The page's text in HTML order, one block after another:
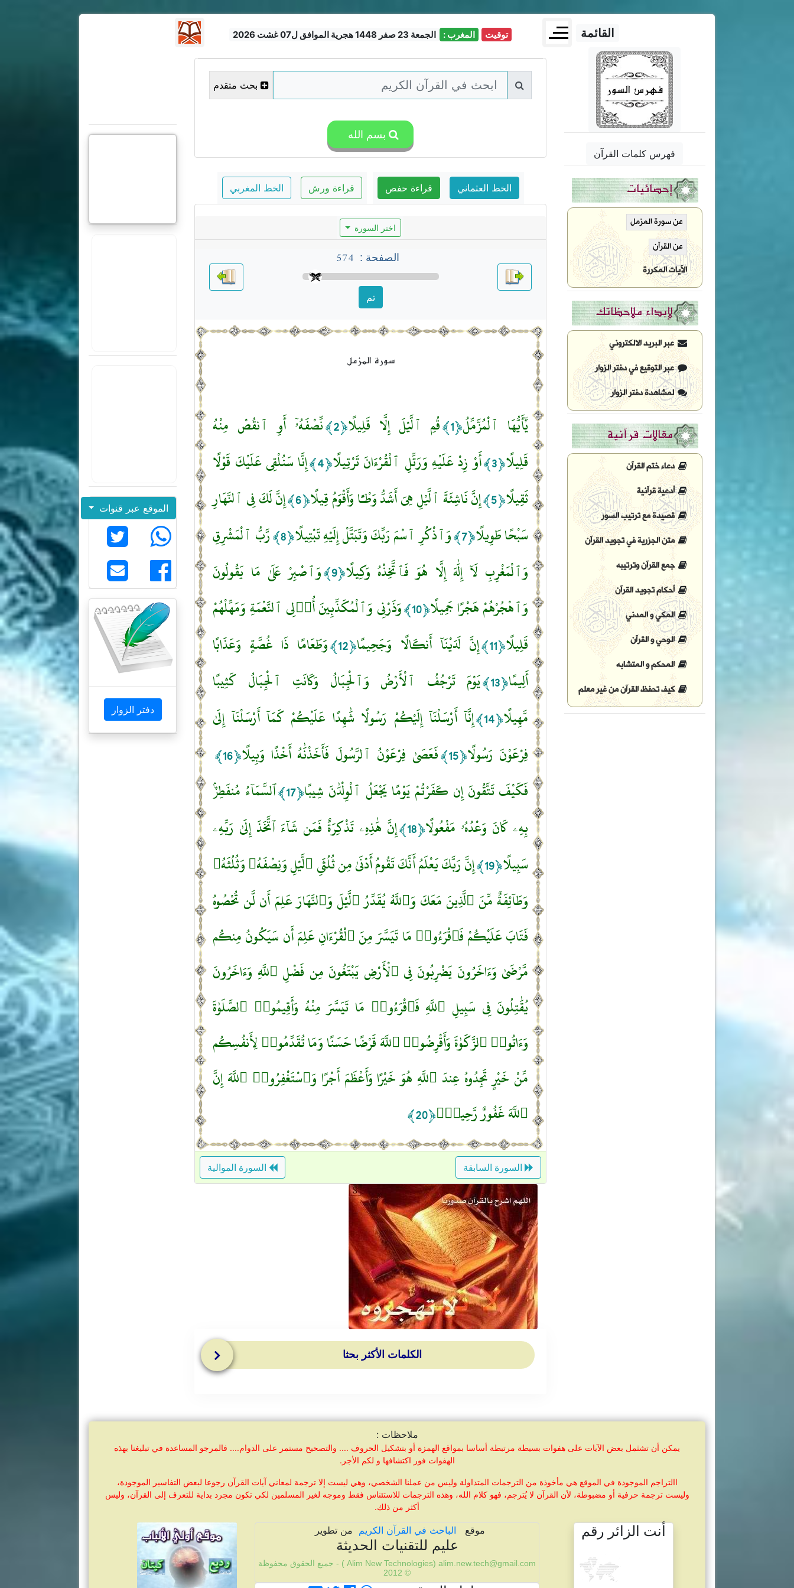
القائمة
فهرس السور
فهرس كلمات القرآن
إحصائيات
عن سورة المزمل
عن القرآن
الآيات المكررة
لإبداء ملاحظاتك
عبر البريد الالكتروني
عبر التوقيع في دفتر الزوار
لمشاهدة دفتر الزوار
مقالات قرآنية
دعاء ختم القرآن
أدعية قرآنية
قصيدة مع ترتيب السور
متن الجزرية في تجويد القرآن
جمع القرآن وترتيبه
أحكام تجويد القرآن
المكي و المدني
الوحي و القرآن
المحكم و المتشابه
كيف تحفظ القرآن من غير معلم
توقيت المغرب : الجمعة 23 صفر 1448 هجرية الموافق ل07 غشت 2026
بحث متقدم
بسم الله
الخط العثماني قراءة حفص قراءة ورش الخط المغربي
اختر السورة
الصفحة : 574
تم
سورة المزمل
يَٰٓأَيُّهَا ٱلْمُزَّمِّلُ﴿1﴾ قُمِ ٱلَّيْلَ إِلَّا قَلِيلًا﴿2﴾
نِّصْفَهُۥٓ أَوِ ٱنقُصْ مِنْهُ
قَلِيلًا﴿3﴾ أَوْ زِدْ عَلَيْهِ وَرَتِّلِ ٱلْقُرْءَانَ تَرْتِيلًا﴿4﴾
إِنَّا سَنُلْقِى عَلَيْكَ قَوْلًا
ثَقِيلًا﴿5﴾ إِنَّ نَاشِئَةَ ٱلَّيْلِ هِىَ أَشَدُّ وَطْـًٔا وَأَقْوَمُ قِيلًا﴿6﴾
إِنَّ لَكَ فِى ٱلنَّهَارِ
سَبْحًا طَوِيلًا﴿7﴾ وَٱذْكُرِ ٱسْمَ رَبِّكَ وَتَبَتَّلْ إِلَيْهِ تَبْتِيلًا﴿8﴾
رَّبُّ ٱلْمَشْرِقِ
وَٱلْمَغْرِبِ لَآ إِلَٰهَ إِلَّا هُوَ فَٱتَّخِذْهُ وَكِيلًا﴿9﴾
وَٱصْبِرْ عَلَىٰ مَا يَقُولُونَ
وَٱهْجُرْهُمْ هَجْرًا جَمِيلًا﴿10﴾
وَذَرْنِى وَٱلْمُكَذِّبِينَ أُو۟لِى ٱلنَّعْمَةِ وَمَهِّلْهُمْ
قَلِيلًا﴿11﴾ إِنَّ لَدَيْنَآ أَنكَالًا وَجَحِيمًا﴿12﴾
وَطَعَامًا ذَا غُصَّةٍ وَعَذَابًا
أَلِيمًا﴿13﴾
يَوْمَ تَرْجُفُ ٱلْأَرْضُ وَٱلْجِبَالُ وَكَانَتِ ٱلْجِبَالُ كَثِيبًا
مَّهِيلًا﴿14﴾
إِنَّآ أَرْسَلْنَآ إِلَيْكُمْ رَسُولًا شَٰهِدًا عَلَيْكُمْ كَمَآ أَرْسَلْنَآ إِلَىٰ
فِرْعَوْنَ رَسُولًا﴿15﴾ فَعَصَىٰ فِرْعَوْنُ ٱلرَّسُولَ فَأَخَذْنَٰهُ أَخْذًا وَبِيلًا﴿16﴾
فَكَيْفَ تَتَّقُونَ إِن كَفَرْتُمْ يَوْمًا يَجْعَلُ ٱلْوِلْدَٰنَ شِيبًا﴿17﴾
ٱلسَّمَآءُ مُنفَطِرٌۢ
بِهِۦ كَانَ وَعْدُهُۥ مَفْعُولًا﴿18﴾
إِنَّ هَٰذِهِۦ تَذْكِرَةٌ فَمَن شَآءَ ٱتَّخَذَ إِلَىٰ رَبِّهِۦ
سَبِيلًا﴿19﴾
إِنَّ رَبَّكَ يَعْلَمُ أَنَّكَ تَقُومُ أَدْنَىٰ مِن ثُلُثَىِ ٱلَّيْلِ وَنِصْفَهُۥ وَثُلُثَهُۥ
وَطَآئِفَةٌ مِّنَ ٱلَّذِينَ مَعَكَ وَٱللَّهُ يُقَدِّرُ ٱلَّيْلَ وَٱلنَّهَارَ عَلِمَ أَن لَّن تُحْصُوهُ
فَتَابَ عَلَيْكُمْ فَٱقْرَءُوا۟ مَا تَيَسَّرَ مِنَ ٱلْقُرْءَانِ عَلِمَ أَن سَيَكُونُ مِنكُم
مَّرْضَىٰ وَءَاخَرُونَ يَضْرِبُونَ فِى ٱلْأَرْضِ يَبْتَغُونَ مِن فَضْلِ ٱللَّهِ وَءَاخَرُونَ
يُقَٰتِلُونَ فِى سَبِيلِ ٱللَّهِ فَٱقْرَءُوا۟ مَا تَيَسَّرَ مِنْهُ وَأَقِيمُوا۟ ٱلصَّلَوٰةَ
وَءَاتُوا۟ ٱلزَّكَوٰةَ وَأَقْرِضُوا۟ ٱللَّهَ قَرْضًا حَسَنًا وَمَا تُقَدِّمُوا۟ لِأَنفُسِكُم
مِّنْ خَيْرٍ تَجِدُوهُ عِندَ ٱللَّهِ هُوَ خَيْرًا وَأَعْظَمَ أَجْرًا وَٱسْتَغْفِرُوا۟ ٱللَّهَ إِنَّ
ٱللَّهَ غَفُورٌ رَّحِيمٌۢ﴿20﴾
السورة السابقة السورة الموالية
الكلمات الأكثر بحثا
الموقع عبر قنوات
دفتر الزوار
ملاحظات :
يمكن أن تشثمل بعض الآيات على هفوات بسيطة مرتبطة أساسا بمواقع الهمزة أو بتشكيل الحروف .... والتصحيح مستمر على الدوام.... فالمرجو المساعدة في تبليغنا بهذه
الهفوات فور اكتشافها و لكم الأجر.
االتراجم الموجودة في الموقع هي مأخوذة من الترجمات المتداولة وليس من عملنا الشخصي، وهي ليست إلا ترجمة لمعاني آيات القرآن رجوعا لبعض التفاسير الموجودة،
وليست ترجمة حرفية أو مضبوطة، لأن القرآن لا يُترجم، فهو كلام الله، وهذه الترجمات للاستئناس فقط وموجه لغير المسلمين لكي تكون مجرد بداية للتعرف إلى القرآن، وليس
أكثر من ذلك.
أنت الزائر رقم موقع الباحث في القرآن الكريم من تطوير
عليم للتقنيات الحديثة
Alim New Technologies) alim.new.tech@gmail.com ) - جميع الحقوق محفوظة
© 2012